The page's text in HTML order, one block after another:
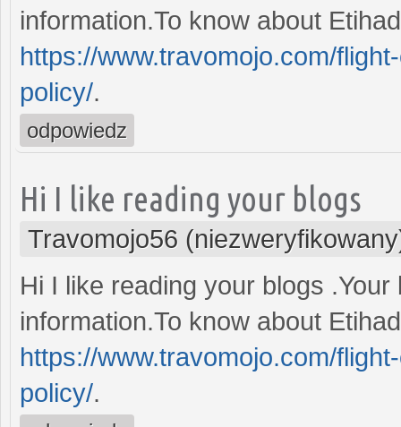
information.To know about
https://www.travomojo.com/
policy/.
odpowiedz
Hi I like reading your blogs
Travomojo56
Hi I like reading your blogs
information.To know about
https://www.travomojo.com/
policy/.